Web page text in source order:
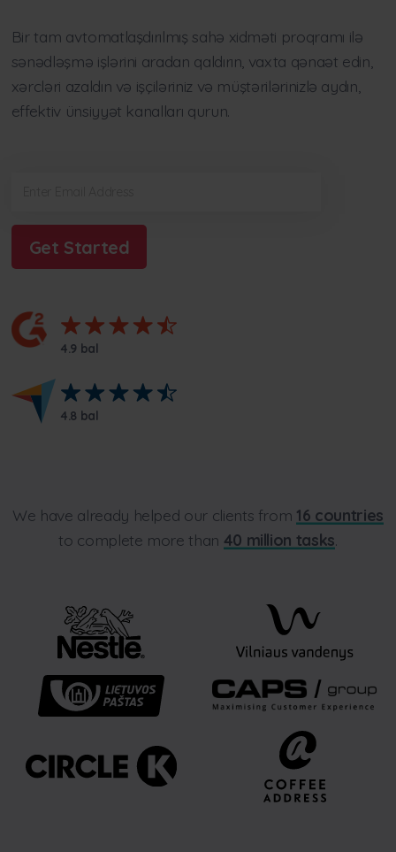
Bir tam avtomatlaşdırılmış sahə xidməti proqramı ilə
sənədləşmə işlərini aradan qaldırın, vaxta qənaət edin,
xərcləri azaldın və işçiləriniz və müştərilərinizlə aydın,
effektiv ünsiyyət kanalları qurun.
Get Started
4.9 bal
4.8 bal
We have already helped our clients from 16 countries
to complete more than 40 million tasks.